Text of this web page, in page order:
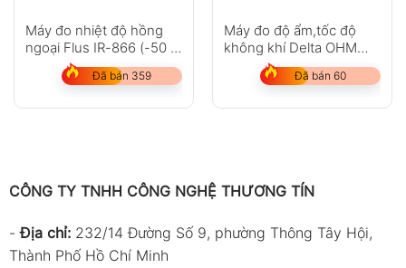
Máy đo nhiệt độ hồng
ngoại Flus IR-866 (-50 ~
2250?C)
Đã bán 359
Máy đo độ ẩm,tốc độ
không khí Delta OHM
HD2303.0
Đã bán 60
CÔNG TY TNHH CÔNG NGHỆ THƯƠNG TÍN
-Địa chỉ: 232/14 Đường Số 9, phường Thông Tây Hội,
Thành Phố Hồ Chí Minh